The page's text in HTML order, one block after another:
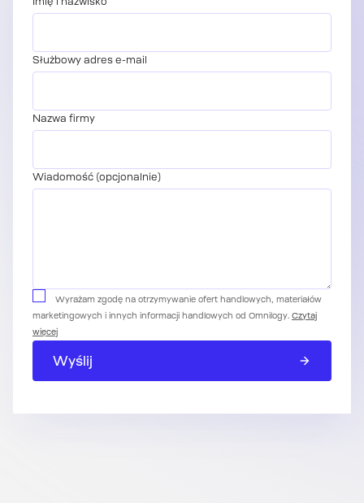
Służbowy adres e-mail
Nazwa firmy
Wiadomość (opcjonalnie)
Wyrażam zgodę na otrzymywanie ofert handlowych, materiałów
marketingowych i innych informacji handlowych od Omnilogy. Czytaj
więcej
Wyślij